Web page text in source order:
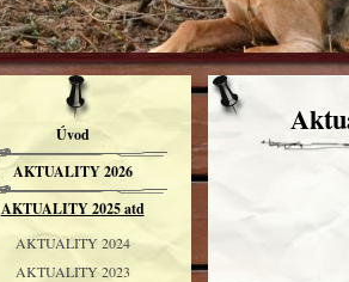
Úvod
AKTUALITY 2026
AKTUALITY 2025 atd
AKTUALITY 2024
AKTUALITY 2023